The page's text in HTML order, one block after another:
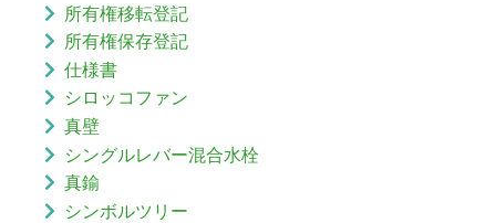
所有権移転登記
所有権保存登記
仕様書
シロッコファン
真壁
シングルレバー混合水栓
真鍮
シンボルツリー